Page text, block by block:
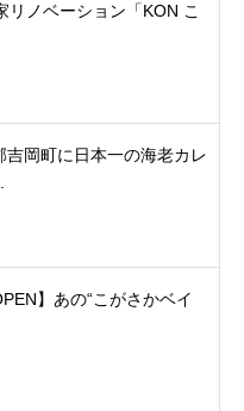
リノベーション「KON こ
吉岡町に日本一の海老カレ
】あの“こがさかベイ